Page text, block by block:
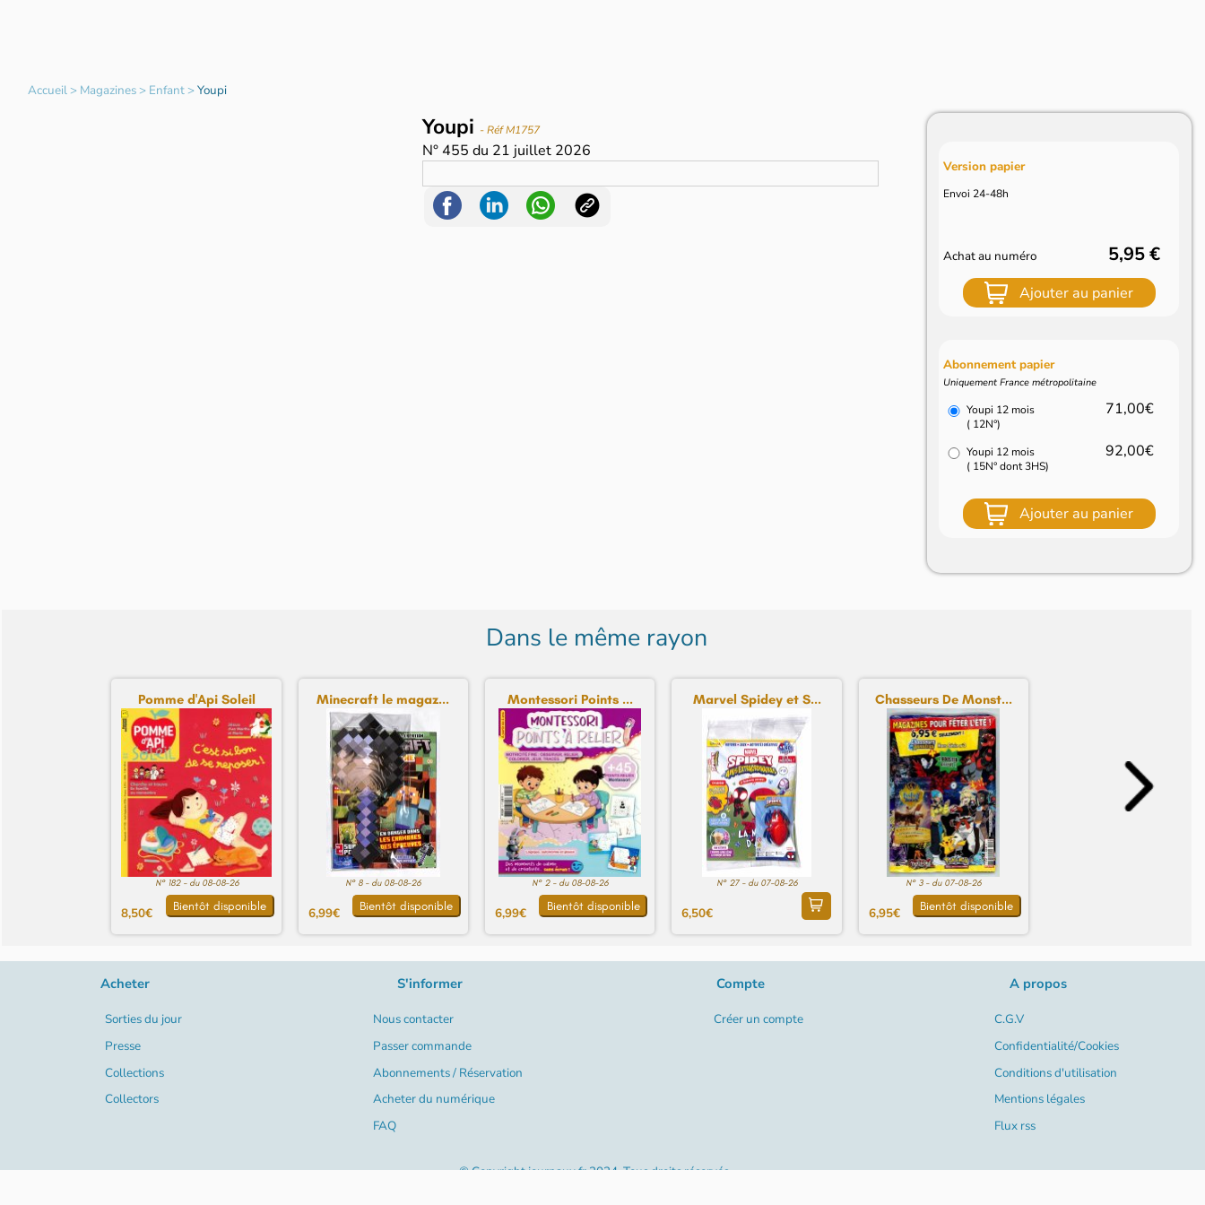
Accueil> Magazines> Enfant>Youpi
Youpi - Réf M1757
N°455 du 21 juillet 2026
Version papier
Envoi 24-48h
Achat au numéro 5,95 €
Ajouter au panier
Abonnement papier
Uniquement France métropolitaine
Youpi 12 mois
( 12N°)
71,00€
Youpi 12 mois
( 15N° dont 3HS)
92,00€
Ajouter au panier
Dans le même rayon
Pomme d'Api Soleil
N° 182 - du 08-08-26
8,50€ Bientôt disponible
Minecraft le magaz...
N° 8 - du 08-08-26
6,99€ Bientôt disponible
Montessori Points ...
N° 2 - du 08-08-26
6,99€ Bientôt disponible
Marvel Spidey et S...
N° 27 - du 07-08-26
6,50€
Chasseurs De Monst...
N° 3 - du 07-08-26
6,95€ Bientôt disponible
Acheter
Sorties du jour
Presse
Collections
Collectors
S'informer
Nous contacter
Passer commande
Abonnements / Réservation
Acheter du numérique
FAQ
Compte
Créer un compte
A propos
C.G.V
Confidentialité/Cookies
Conditions d'utilisation
Mentions légales
Flux rss
© Copyright journaux.fr 2024. Tous droits réservés